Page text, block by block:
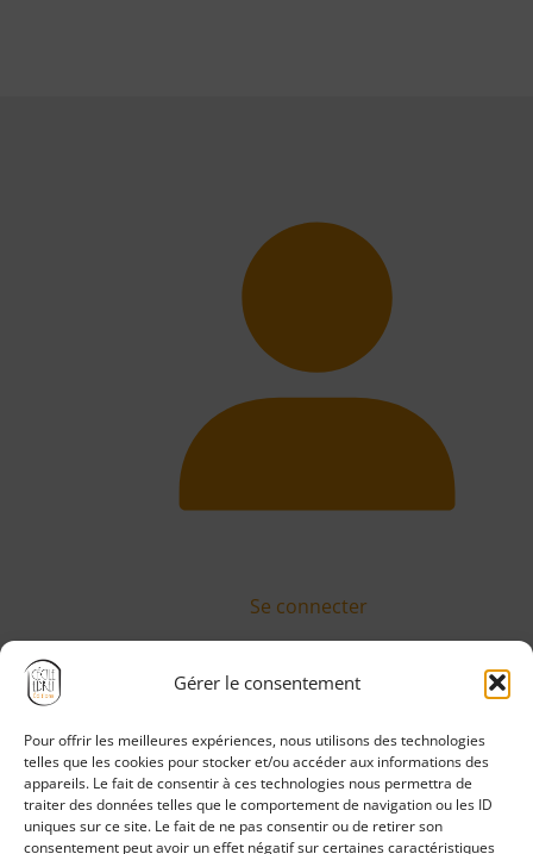
Gérer le consentement
Pour offrir les meilleures expériences, nous utilisons des technologies
telles que les cookies pour stocker et/ou accéder aux informations des
appareils. Le fait de consentir à ces technologies nous permettra de
traiter des données telles que le comportement de navigation ou les ID
uniques sur ce site. Le fait de ne pas consentir ou de retirer son
consentement peut avoir un effet négatif sur certaines caractéristiques
Se connecter
Politique de confidentialité
Mentions légales
CGV
CGU